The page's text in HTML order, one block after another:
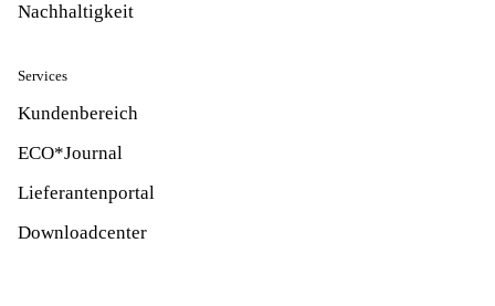
Nachhaltigkeit
Services
Kundenbereich
ECO*Journal
Lieferantenportal
Downloadcenter